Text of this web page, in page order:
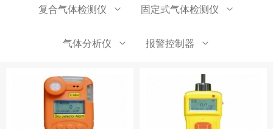
复合气体检测仪 固定式气体检测仪
气体分析仪 报警控制器